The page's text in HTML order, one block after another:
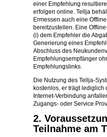
einer Empfehlung
erfolgen online. Tellja
Ermessen auch eine
bereitzustellen. Eine
(i) dem Empfehler die
Generierung eines
Abschluss des
Empfehlungsempfänger
Empfehlungslinks.
Die Nutzung des Tellja-
kostenlos, er trägt
Internet-Verbindung
Zugangs- oder Service
2.
Teilnahme am